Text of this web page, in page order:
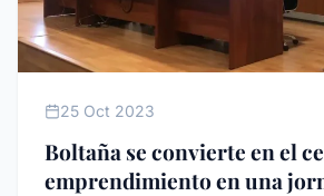
25 Oct 2023
Boltaña se convierte en el
emprendimiento en una